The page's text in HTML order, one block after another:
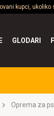
kupci,
GLODARI
Oprema za